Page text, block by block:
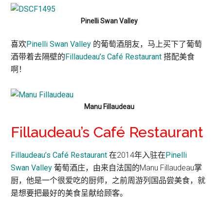
Pinelli Swan Valley
喜欢Pinelli Swan Valley 的葡萄酒朋友，马上买下了葡萄
酒带着去隔壁的Fillaudeau’s Café Restaurant 搭配美食
啊！
Manu Fillaudeau
Fillaudeau’s Café Restaurant
Fillaudeau’s Café Restaurant 在2014年入驻在Pinelli
Swan Valley 葡萄酒庄，由来自法国的Manu Fillaudeau掌
厨，他是一个很爱吃的厨师，之前周游列国品尝美食，就
是想要把最好的美食呈献给顾客。